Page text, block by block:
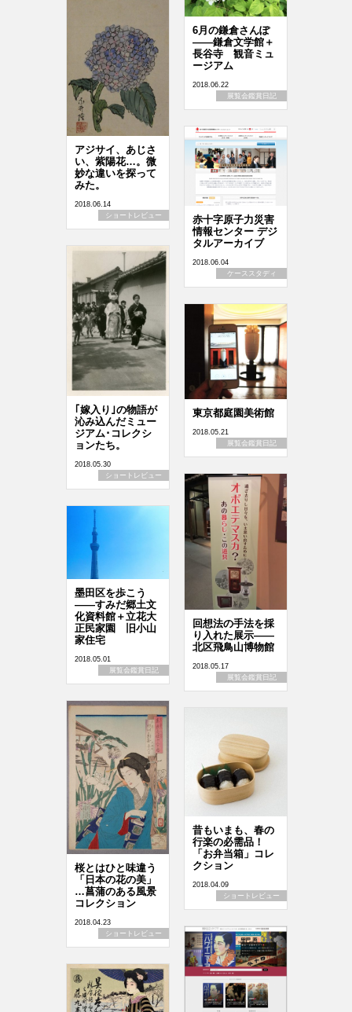
6月の鎌倉さんぽ
――鎌倉文学館＋
長谷寺 観音ミュ
ージアム
2018.06.22
展覧会鑑賞日記
アジサイ、あじさ
い、紫陽花…。微
妙な違いを探って
みた。
2018.06.14
ショートレビュー
赤十字原子力災害
情報センター デジ
タルアーカイブ
2018.06.04
ケーススタディ
｢嫁入り｣の物語が
沁み込んだミュー
ジアム･コレクシ
ョンたち。
2018.05.30
ショートレビュー
東京都庭園美術館
2018.05.21
展覧会鑑賞日記
回想法の手法を採
り入れた展示――
北区飛鳥山博物館
2018.05.17
展覧会鑑賞日記
墨田区を歩こう
――すみだ郷土文
化資料館＋立花大
正民家園 旧小山
家住宅
2018.05.01
展覧会鑑賞日記
桜とはひと味違う
「日本の花の美」
…菖蒲のある風景
コレクション
2018.04.23
ショートレビュー
昔もいまも、春の
行楽の必需品！
「お弁当箱」コレ
クション
2018.04.09
ショートレビュー